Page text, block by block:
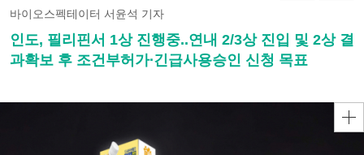
바이오스펙테이터 서윤석 기자
인도, 필리핀서 1상 진행중..연내 2/3상 진입 및 2상 결
과확보 후 조건부허가∙긴급사용승인 신청 목표